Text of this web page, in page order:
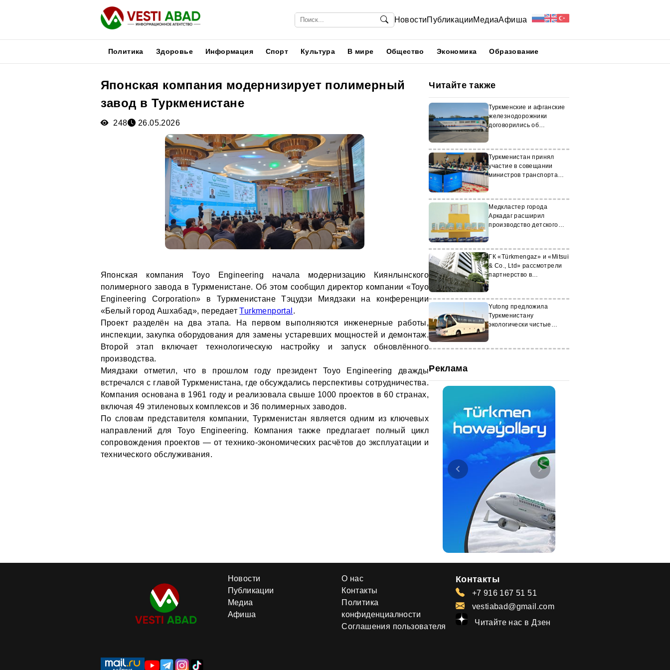
НовостиПубликацииМедиаАфиша
Политика Здоровье Информация Спорт Культура В мире Общество Экономика Образование
Японская компания модернизирует полимерный
завод в Туркменистане
248 26.05.2026
Японская компания Toyo Engineering начала модернизацию Киянлынского
полимерного завода в Туркменистане. Об этом сообщил директор компании «Toyo
Engineering Corporation» в Туркменистане Тэцудзи Миядзаки на конференции
«Белый город Ашхабад», передаетTurkmenportal .
Проект разделён на два этапа. На первом выполняются инженерные работы,
инспекции, закупка оборудования для замены устаревших мощностей и демонтаж.
Второй этап включает технологическую настройку и запуск обновлённого
производства.
Миядзаки отметил, что в прошлом году президент Toyo Engineering дважды
встречался с главой Туркменистана, где обсуждались перспективы сотрудничества.
Компания основана в 1961 году и реализовала свыше 1000 проектов в 60 странах,
включая 49 этиленовых комплексов и 36 полимерных заводов.
По словам представителя компании, Туркменистан является одним из ключевых
направлений для Toyo Engineering. Компания также предлагает полный цикл
сопровождения проектов — от технико-экономических расчётов до эксплуатации и
технического обслуживания.
Читайте также
Туркменские и афганские
железнодорожники
договорились об
Туркменистан принял
участие в совещании
министров транспорта
Медкластер города
Аркадаг расширил
производство детского
ГК «Türkmengaz» и «Mitsui
& Co., Ltd» рассмотрели
партнерство в
Yutong предложила
Туркменистану
экологически чистые
Реклама
Новости
Публикации
Медиа
Афиша
О нас
Контакты
Политика
конфиденциалности
Соглашения пользователя
Контакты
+7 916 167 51 51
vestiabad@gmail.com
Читайте нас в Дзен